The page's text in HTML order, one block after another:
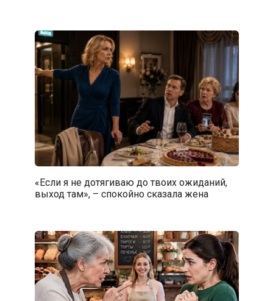
«Если я не дотягиваю до твоих ожиданий,
выход там», – спокойно сказала жена